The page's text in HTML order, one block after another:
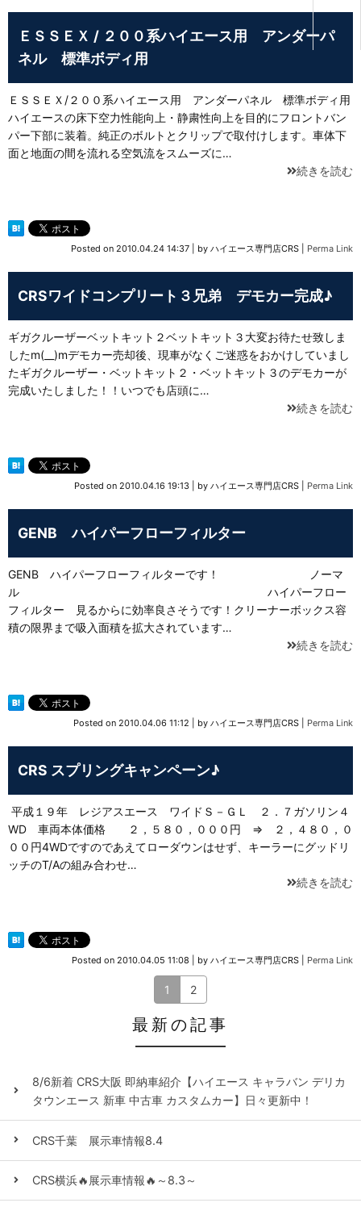
ＥＳＳＥＸ / ２００系ハイエース用 アンダーパ
ネル 標準ボディ用
ＥＳＳＥＸ/２００系ハイエース用 アンダーパネル 標準ボディ用
ハイエースの床下空力性能向上・静粛性向上を目的にフロントバン
パー下部に装着。純正のボルトとクリップで取付けします。車体下
面と地面の間を流れる空気流をスムーズに…
続きを読む
Posted on 2010.04.24 14:37 by ハイエース専門店CRS Perma Link
CRSワイドコンプリート３兄弟 デモカー完成♪
ギガクルーザーベットキット２ベットキット３大変お待たせ致しま
したm(__)mデモカー売却後、現車がなくご迷惑をおかけしていまし
たギガクルーザー・ベットキット２・ベットキット３のデモカーが
完成いたしました！！いつでも店頭に…
続きを読む
Posted on 2010.04.16 19:13 by ハイエース専門店CRS Perma Link
GENB ハイパーフローフィルター
GENB ハイパーフローフィルターです！ ノーマ
ル ハイパーフロー
フィルター 見るからに効率良さそうです！クリーナーボックス容
積の限界まで吸入面積を拡大されています…
続きを読む
Posted on 2010.04.06 11:12 by ハイエース専門店CRS Perma Link
CRS スプリングキャンペーン♪
平成１９年 レジアスエース ワイドＳ－ＧＬ ２．７ガソリン４
WD 車両本体価格 ２，５８０，０００円 ⇒ ２，４８０，０
００円4WDですのであえてローダウンはせず、キーラーにグッドリ
ッチのT/Aの組み合わせ…
続きを読む
Posted on 2010.04.05 11:08 by ハイエース専門店CRS Perma Link
1 2
最新の記事
8/6新着 CRS大阪 即納車紹介【ハイエース キャラバン デリカ
タウンエース 新車 中古車 カスタムカー】日々更新中！
CRS千葉 展示車情報8.4
CRS横浜🔥展示車情報🔥～8.3～